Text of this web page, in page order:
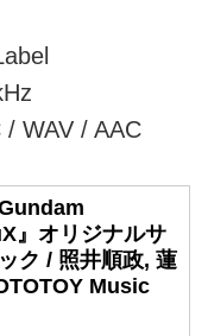
WAV / AAC
』オリジナルサ
ク / 照井順政, 蓮
Music